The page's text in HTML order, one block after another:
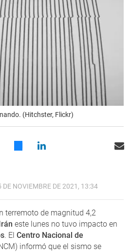
(Hitchster, Flickr)
DE NOVIEMBRE DE 2021, 13:34
terremoto de magnitud 4,2
este lunes no tuvo impacto en
. El Centro Nacional de
informó que el sismo se